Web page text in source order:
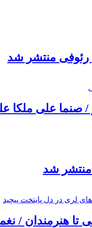
رئوفی منتشر شد
/ صنما علی ملکا
منتشر شد
تا هنرمندان /